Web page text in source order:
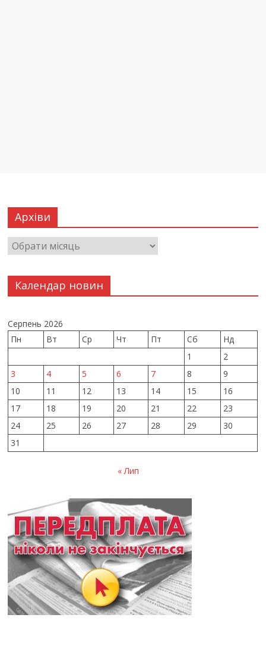
Архіви
Календар новин
Серпень 2026
Пн
Вт Ср Чт Пт Сб
Нд
1
2
3
4 5 6 7 8
9
10
11 12 13 14 15
16
17
18 19 20 21 22
23
24
25 26 27 28 29
30
31
« Лип